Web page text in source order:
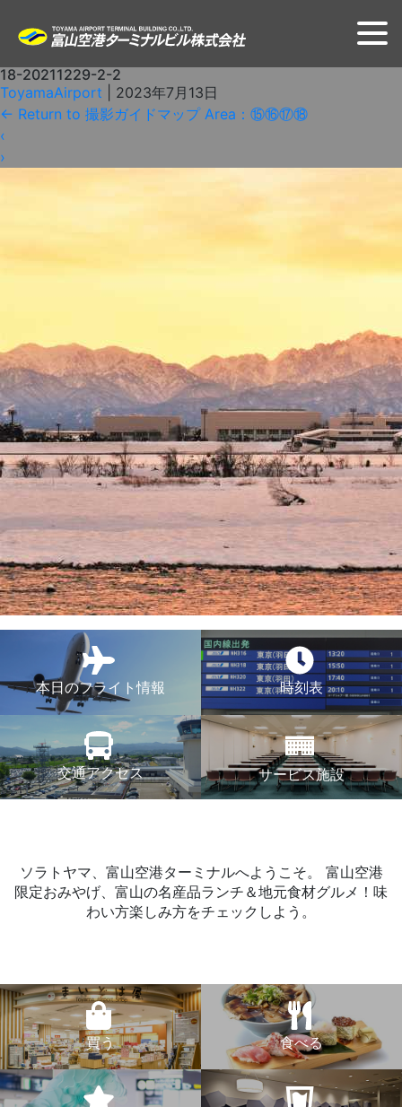
18-20211229-2-2
ToyamaAirport
2023年7月13日
← Return to 撮影ガイドマップ Area：⑮⑯⑰⑱
‹
›
本日のフライト情報 時刻表
交通アクセス サービス施設
ソラトヤマ、富山空港ターミナルへようこそ。
富山空港
限定おみやげ、富山の名産品ランチ＆地元食材グルメ！味
わい方楽しみ方をチェックしよう。
買う 食べる